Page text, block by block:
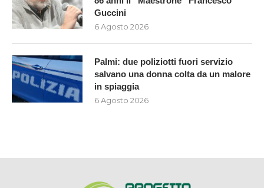
Guccini
6 Agosto 2026
Palmi: due poliziotti fuori servizio
salvano una donna colta da un malore
in spiaggia
6 Agosto 2026